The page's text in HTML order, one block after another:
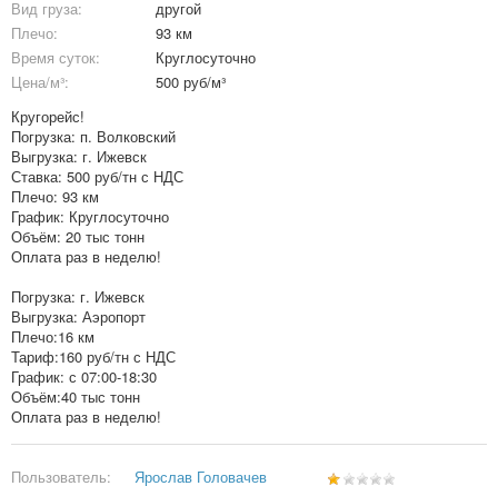
Вид груза:
другой
Плечо:
93 км
Время суток:
Круглосуточно
Цена/м³:
500 руб/м³
Кругорейс!
Погрузка: п. Волковский
Выгрузка: г. Ижевск
Ставка: 500 руб/тн с НДС
Плечо: 93 км
График: Круглосуточно
Объём: 20 тыс тонн
Оплата раз в неделю!
Погрузка: г. Ижевск
Выгрузка: Аэропорт
Плечо:16 км
Тариф:160 руб/тн с НДС
График: с 07:00-18:30
Объём:40 тыс тонн
Оплата раз в неделю!
Пользователь: Ярослав Головачев